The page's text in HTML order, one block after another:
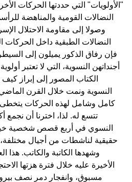
"الأولويات" التي حددتها الحركات
النضالات القومية والمناهضة
وصولا إلى مقاومة الاحتلال
النضالات الطبقية داخل الحركات
فإن رفاق الذكور يميلون إلى
أجنداتهن النسوية، التي لا تعتبر
الكتاب المصور إلى إبراز
النسوية ونمت خلال القرن
كامل وشامل لهذه الحركات
تتسع له. لذا، اخترنا أن
النسوي في أربع قصص شخصية
حقيقية لناشطات من أجيال
وشهدها الكاتبة والكاتب.
الأخيرة عليه خلال فترة هزتها
مسبوق، وانفجار دمر نصف